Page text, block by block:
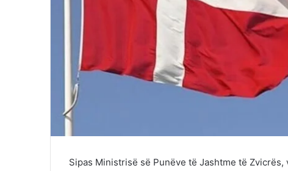
Sipas Ministrisë së Punëve të Jashtme të